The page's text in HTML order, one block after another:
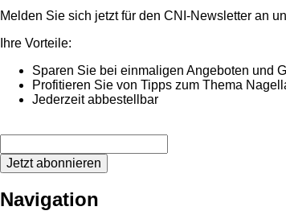
Melden Sie sich jetzt für den CNI-Newsletter an
Ihre Vorteile:
Sparen Sie bei einmaligen Angeboten und
Profitieren Sie von Tipps zum Thema
Jederzeit abbestellbar
Jetzt abonnieren
Navigation